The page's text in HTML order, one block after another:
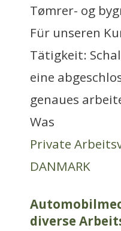
Tømrer- og
Für unseren
Tätigkeit:
eine
genaues
Was
Private
DANMARK
diverse